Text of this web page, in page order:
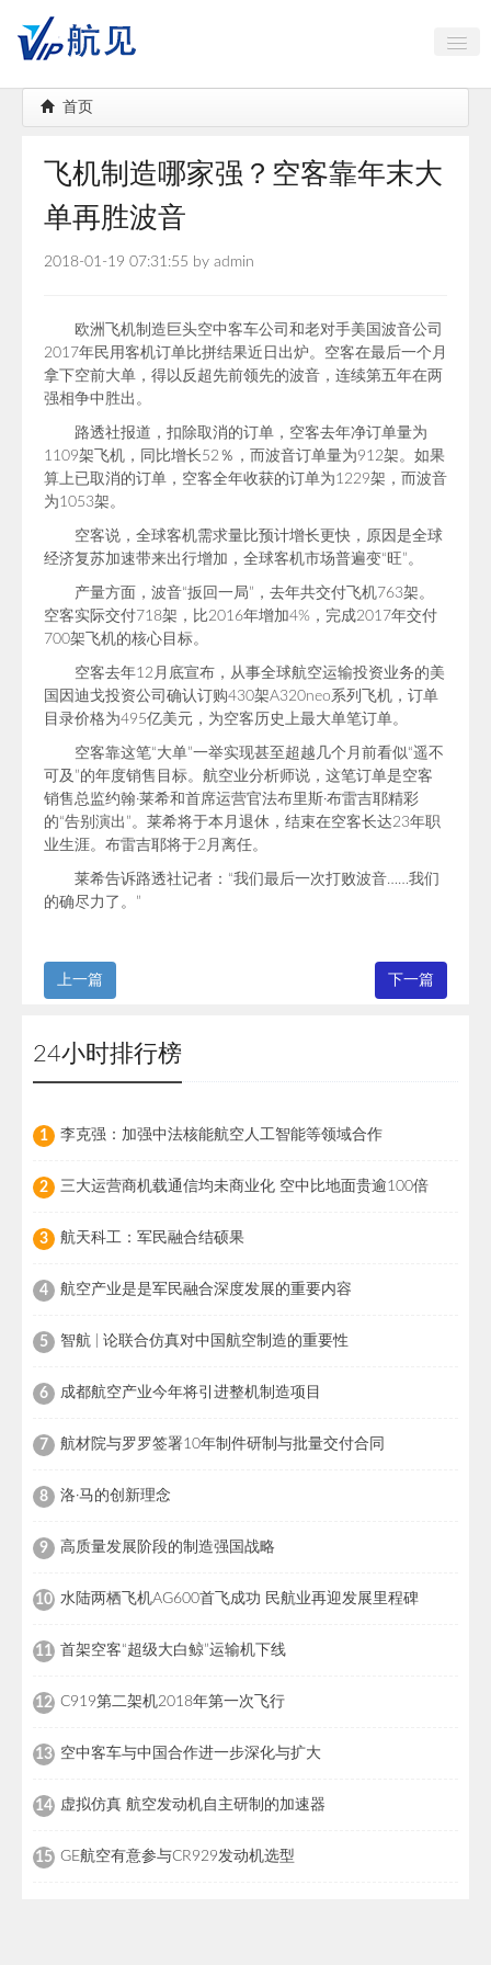
中国古镇大全
海岛出行
AI智能
公务机头等舱
首页
飞机制造哪家强？空客靠年末大
单再胜波音
2018-01-19 07:31:55 by admin
欧洲飞机制造巨头空中客车公司和老对手美国波音公司
2017年民用客机订单比拼结果近日出炉。空客在最后一个月
拿下空前大单，得以反超先前领先的波音，连续第五年在两
强相争中胜出。
路透社报道，扣除取消的订单，空客去年净订单量为
1109架飞机，同比增长52％，而波音订单量为912架。如果
算上已取消的订单，空客全年收获的订单为1229架，而波音
为1053架。
空客说，全球客机需求量比预计增长更快，原因是全球
经济复苏加速带来出行增加，全球客机市场普遍变“旺”。
产量方面，波音“扳回一局”，去年共交付飞机763架。
空客实际交付718架，比2016年增加4%，完成2017年交付
700架飞机的核心目标。
空客去年12月底宣布，从事全球航空运输投资业务的美
国因迪戈投资公司确认订购430架A320neo系列飞机，订单
目录价格为495亿美元，为空客历史上最大单笔订单。
空客靠这笔“大单”一举实现甚至超越几个月前看似“遥不
可及”的年度销售目标。航空业分析师说，这笔订单是空客
销售总监约翰·莱希和首席运营官法布里斯·布雷吉耶精彩
的“告别演出”。莱希将于本月退休，结束在空客长达23年职
业生涯。布雷吉耶将于2月离任。
莱希告诉路透社记者：“我们最后一次打败波音……我们
的确尽力了。”
上一篇 下一篇
24小时排行榜
1 李克强：加强中法核能航空人工智能等领域合作
2 三大运营商机载通信均未商业化 空中比地面贵逾100倍
3 航天科工：军民融合结硕果
4 航空产业是是军民融合深度发展的重要内容
5 智航 | 论联合仿真对中国航空制造的重要性
6 成都航空产业今年将引进整机制造项目
7 航材院与罗罗签署10年制件研制与批量交付合同
8 洛·马的创新理念
9 高质量发展阶段的制造强国战略
10 水陆两栖飞机AG600首飞成功 民航业再迎发展里程碑
11 首架空客“超级大白鲸”运输机下线
12 C919第二架机2018年第一次飞行
13 空中客车与中国合作进一步深化与扩大
14 虚拟仿真 航空发动机自主研制的加速器
15 GE航空有意参与CR929发动机选型